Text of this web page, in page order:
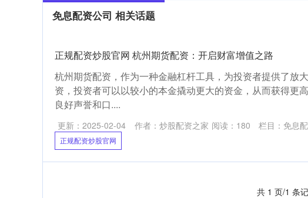
免息配资公司 相关话题
正规配资炒股官网 杭州期货配资：开启财富增值之路
杭州期货配资，作为一种金融杠杆工具，为投资者提供了放
资，投资者可以以较小的本金撬动更大的资金，从而获得更
良好声誉和口....
更新：2025-02-04 作者：炒股配资之家 阅读： 180 栏目： 免息
正规配资炒股官网
共 1 页/1 条